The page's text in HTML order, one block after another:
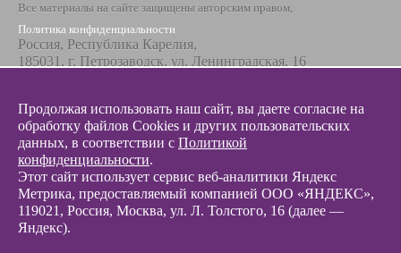
Все материалы на сайте защищены авторским правом,
Политика конфиденциальности
Россия, Республика Карелия,
185031, г. Петрозаводск, ул. Ленинградская, 16
+7 8142 67-23-67
Эл. почта
info@glazunovcons.ru
© 2012 - 2026 Разработка и поддержка сайта ООО «
Продолжая использовать наш сайт, вы даете согласие на
обработку файлов Cookies и других пользовательских
данных, в соответствии с Политикой
конфиденциальности.
Этот сайт использует сервис веб-аналитики Яндекс
Метрика, предоставляемый компанией ООО «ЯНДЕКС»,
119021, Россия, Москва, ул. Л. Толстого, 16 (далее —
Яндекс).